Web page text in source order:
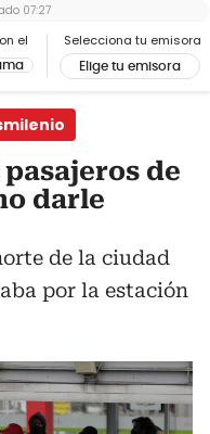
el Selecciona tu emisora
Elige tu emisora
07:27
de
darle
de la ciudad
por la estación